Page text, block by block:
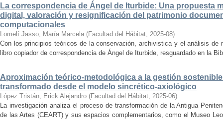
La correspondencia de Ángel de Iturbide: Una propuesta
digital, valoración y resignificación del patrimonio
computacionales
Lomelí Jasso, María Marcela (Facultad del Hábitat, 2025-08)
Con los principios teóricos de la conservación, archivistica y el análisis de
libro copiador de correspondencia de Ángel de Iturbide, resguardado en la
Aproximación teórico-metodológica a la gestión
transformado desde el modelo sincrético-axiológico
López Tristán, Erick Alejandro (Facultad del Hábitat, 2025-06)
La investigación analiza el proceso de transformación de la Antigua
de las Artes (CEART) y sus espacios complementarios, como el Museo
...